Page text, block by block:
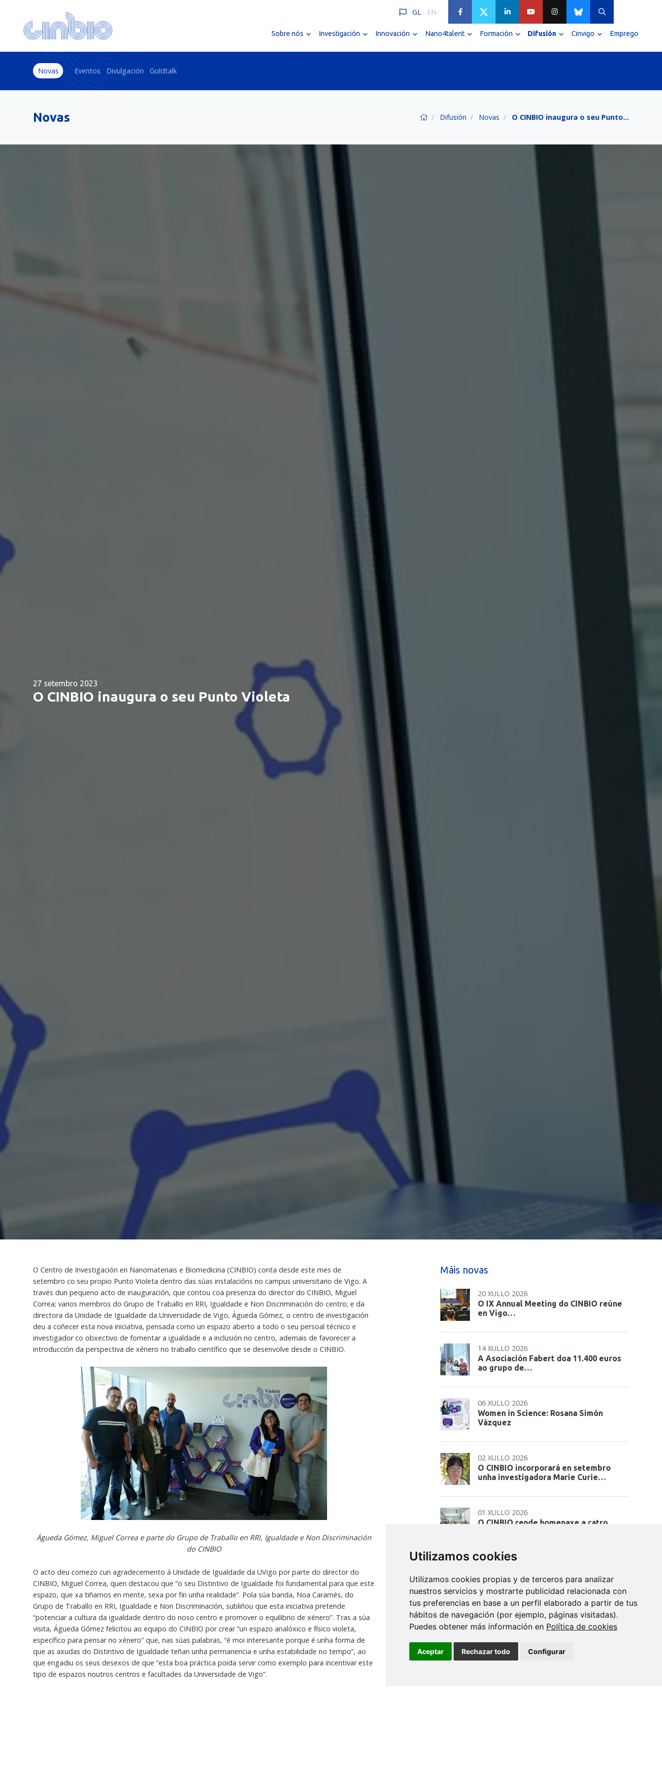
Utilizamos cookies
Utilizamos cookies propias y de terceros para analizar
nuestros servicios y mostrarte publicidad relacionada con
tus preferencias en base a un perfil elaborado a partir de tus
hábitos de navegación (por ejemplo, páginas visitadas).
Puedes obtener más información en Política de cookies
Aceptar Rechazar todo Configurar
GL EN
Sobre nós Investigación Innovación Nano4talent Formación Difusión Cinvigo Emprego
Novas Eventos Divulgación Goldtalk
Novas Difusión Novas O CINBIO inaugura o seu Punto…
27 setembro 2023
O CINBIO inaugura o seu Punto Violeta
O Centro de Investigación en Nanomateriais e Biomedicina (CINBIO) conta desde este mes de
setembro co seu propio Punto Violeta dentro das súas instalacións no campus universitario de Vigo. A
través dun pequeno acto de inauguración, que contou coa presenza do director do CINBIO, Miguel
Correa; varios membros do Grupo de Traballo en RRI, Igualdade e Non Discriminación do centro; e da
directora da Unidade de Igualdade da Universidade de Vigo, Águeda Gómez, o centro de investigación
deu a coñecer esta nova iniciativa, pensada como un espazo aberto a todo o seu persoal técnico e
investigador co obxectivo de fomentar a igualdade e a inclusión no centro, ademais de favorecer a
introducción da perspectiva de xénero no traballo científico que se desenvolve desde o CINBIO.
Águeda Gómez, Miguel Correa e parte do Grupo de Traballo en RRI, Igualdade e Non Discriminación
do CINBIO
O acto deu comezo cun agradecemento á Unidade de Igualdade da UVigo por parte do director do
CINBIO, Miguel Correa, quen destacou que “o seu Distintivo de Igualdade foi fundamental para que este
espazo, que xa tiñamos en mente, sexa por fin unha realidade”. Pola súa banda, Noa Caramés, do
Grupo de Traballo en RRI, Igualdade e Non Discriminación, subliñou que esta iniciativa pretende
“potenciar a cultura da igualdade dentro do noso centro e promover o equilibrio de xénero”. Tras a súa
visita, Águeda Gómez felicitou ao equipo do CINBIO por crear “un espazo analóxico e físico violeta,
específico para pensar no xénero” que, nas súas palabras, “é moi interesante porque é unha forma de
que as axudas do Distintivo de Igualdade teñan unha permanencia e unha estabilidade no tempo”, ao
que engadiu os seus desexos de que “esta boa práctica poida servir como exemplo para incentivar este
tipo de espazos noutros centros e facultades da Universidade de Vigo”.
Máis novas
20 XULLO 2026
O IX Annual Meeting do CINBIO reúne
en Vigo…
14 XULLO 2026
A Asociación Fabert doa 11.400 euros
ao grupo de…
06 XULLO 2026
Women in Science: Rosana Simón
Vázquez
02 XULLO 2026
O CINBIO incorporará en setembro
unha investigadora Marie Curie…
01 XULLO 2026
O CINBIO rende homenaxe a catro